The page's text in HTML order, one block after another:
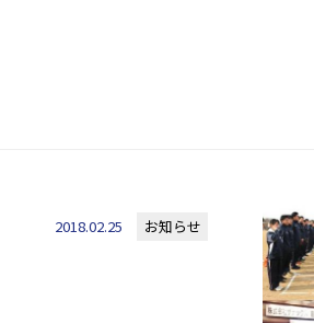
2018.02.25 お知らせ